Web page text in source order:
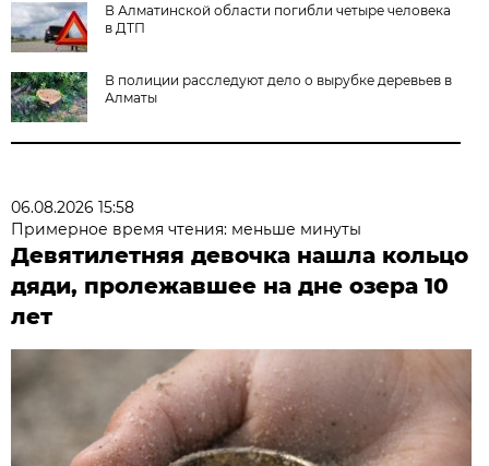
В Алматинской области погибли четыре человека
в ДТП
В полиции расследуют дело о вырубке деревьев в
Алматы
06.08.2026 15:58
Примерное время чтения: меньше минуты
Девятилетняя девочка нашла кольцо
дяди, пролежавшее на дне озера 10
лет